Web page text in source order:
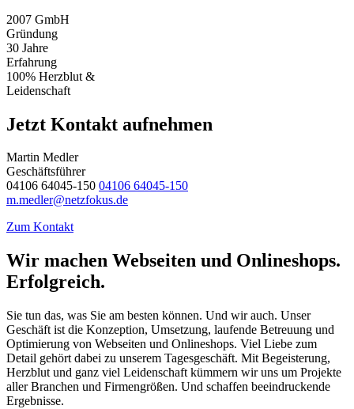
2007 GmbH
Gründung
30 Jahre
Erfahrung
100% Herzblut &
Leidenschaft
Jetzt Kontakt aufnehmen
Martin Medler
Geschäftsführer
04106 64045-150 04106 64045-150
m.medler@netzfokus.de
Zum Kontakt
Wir machen Webseiten und Onlineshops.
Erfolgreich.
Sie tun das, was Sie am besten können. Und wir auch. Unser
Geschäft ist die Konzeption, Umsetzung, laufende Betreuung und
Optimierung von Webseiten und Onlineshops. Viel Liebe zum
Detail gehört dabei zu unserem Tagesgeschäft. Mit Begeisterung,
Herzblut und ganz viel Leidenschaft kümmern wir uns um Projekte
aller Branchen und Firmengrößen. Und schaffen beeindruckende
Ergebnisse.